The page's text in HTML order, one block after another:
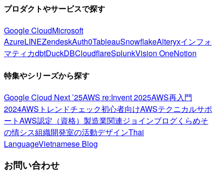
プロダクトやサービスで探す
Google CloudMicrosoft
AzureLINEZendeskAuth0TableauSnowflakeAlteryxインフォ
マティカdbtDuckDBCloudflareSplunkVision OneNotion
特集やシリーズから探す
Google Cloud Next ’25AWS re:Invent 2025AWS再入門
2024AWSトレンドチェック初心者向けAWSテクニカルサポ
ートAWS認定（資格） 製造業関連ジョインブログくらめそ
の情シス組織開発室の活動デザインThai
LanguageVietnamese Blog
お問い合わせ